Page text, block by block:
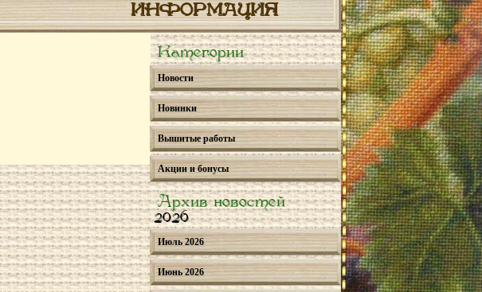
ИНФОРМАЦИЯ
Категории
Новости
Новинки
Вышитые работы
Акции и бонусы
Архив новостей
2026
Июль 2026
Июнь 2026